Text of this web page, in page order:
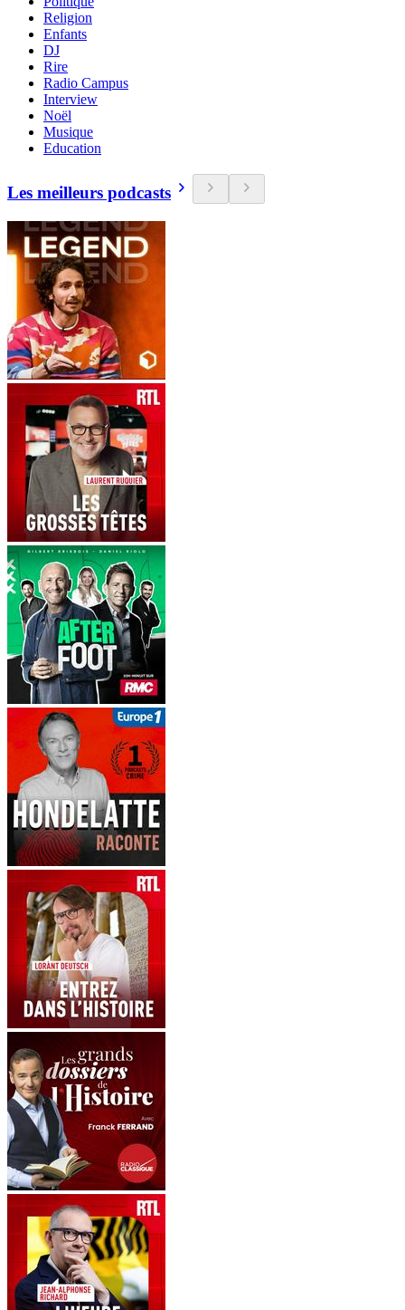
Religion
Enfants
DJ
Rire
Radio Campus
Interview
Noël
Musique
Education
Les meilleurs podcasts